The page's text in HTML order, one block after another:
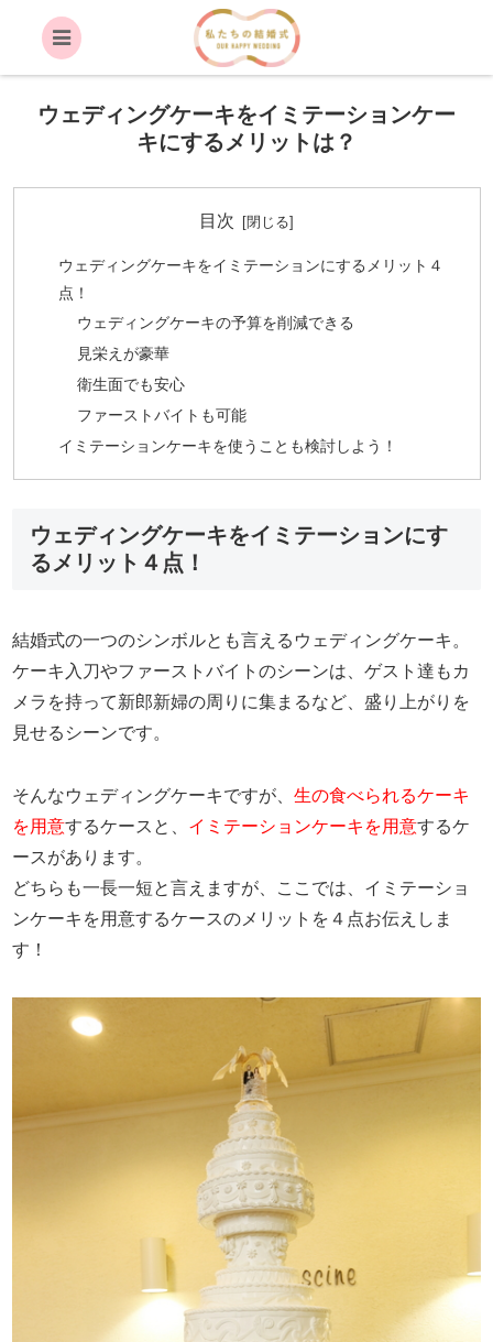
ウェディングケーキをイミテーションケー
キにするメリットは？
目次
ウェディングケーキをイミテーションにするメリット４
点！
ウェディングケーキの予算を削減できる
見栄えが豪華
衛生面でも安心
ファーストバイトも可能
イミテーションケーキを使うことも検討しよう！
ウェディングケーキをイミテーションにす
るメリット４点！
結婚式の一つのシンボルとも言えるウェディングケーキ。
ケーキ入刀やファーストバイトのシーンは、ゲスト達もカ
メラを持って新郎新婦の周りに集まるなど、盛り上がりを
見せるシーンです。
そんなウェディングケーキですが、生の食べられるケーキ
を用意するケースと、 イミテーションケーキを用意するケ
ースがあります。
どちらも一長一短と言えますが、ここでは、イミテーショ
ンケーキを用意するケースのメリットを４点お伝えしま
す！